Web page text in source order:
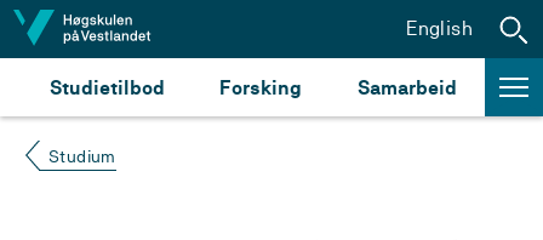
Hopp til innhald
Studietilbod Forsking Samarbeid
English
Studium